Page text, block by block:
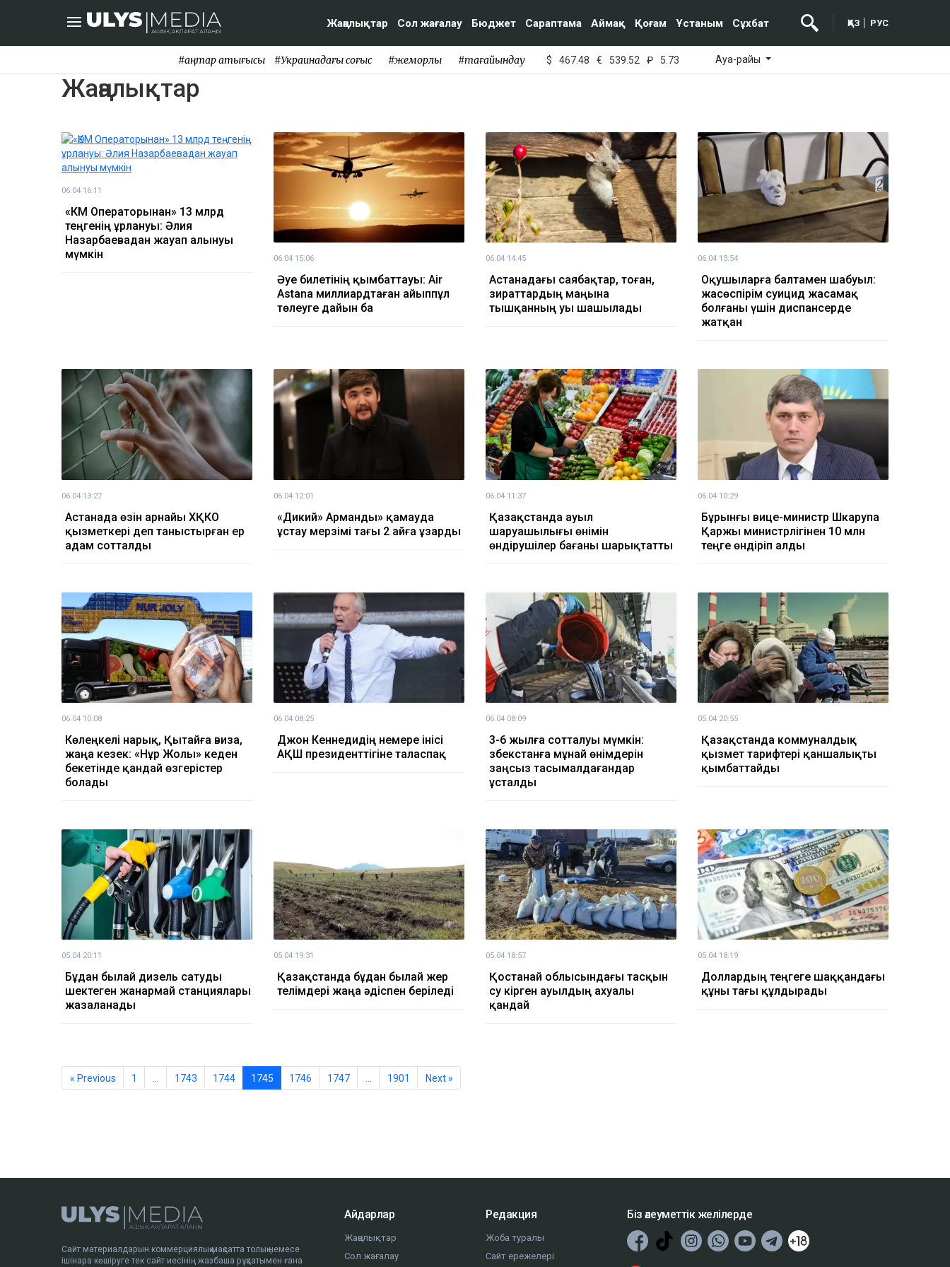
Жаңалықтар Сол жағалау Бюджет Сараптама Аймақ Қоғам Ұстаным Сұхбат ҚАЗ РУС
#қаңтар қақтығысы #Украинадағы соғыс #жемқорлық #тағайындау $ 467.48 € 539.52 ₽ 5.73 Ауа-райы
Жаңалықтар
06.04 16:11
«ӨКМ Операторынан» 13 млрд
теңгенің ұрлануы: Әлия
Назарбаевадан жауап алынуы
мүмкін
06.04 15:06
Әуе билетінің қымбаттауы: Air
Astana миллиардтаған айыппұл
төлеуге дайын ба
06.04 14:45
Астанадағы саябақтар, тоған,
зираттардың маңына
тышқанның уы шашылады
06.04 13:54
Оқушыларға балтамен шабуыл:
жасөспірім суицид жасамақ
болғаны үшін диспансерде
жатқан
06.04 13:27
Астанада өзін арнайы ХҚКО
қызметкері деп таныстырған ер
адам сотталды
06.04 12:01
«Дикий» Арманды» қамауда
ұстау мерзімі тағы 2 айға ұзарды
06.04 11:37
Қазақстанда ауыл
шаруашылығы өнімін
өндірушілер бағаны шарықтатты
06.04 10:29
Бұрынғы вице-министр Шкарупа
Қаржы министрлігінен 10 млн
теңге өндіріп алды
06.04 10:08
Көлеңкелі нарық, Қытайға виза,
жаңа кезек: «Нұр Жолы» кеден
бекетінде қандай өзгерістер
болады
06.04 08:25
Джон Кеннедидің немере інісі
АҚШ президенттігіне таласпақ
06.04 08:09
3-6 жылға сотталуы мүмкін:
Өзбекстанға мұнай өнімдерін
заңсыз тасымалдағандар
ұсталды
05.04 20:55
Қазақстанда коммуналдық
қызмет тарифтері қаншалықты
қымбаттайды
05.04 20:11
Бұдан былай дизель сатуды
шектеген жанармай станциялары
жазаланады
05.04 19:31
Қазақстанда бұдан былай жер
телімдері жаңа әдіспен беріледі
05.04 18:57
Қостанай облысындағы тасқын
су кірген ауылдың ахуалы
қандай
05.04 18:19
Доллардың теңгеге шаққандағы
құны тағы құлдырады
« Previous 1 1743 1744 1745 1746 1747 1901 Next »
Сайт материалдарын коммерциялық мақсатта толық немесе
ішінара көшіруге тек сайт иесінің жазбаша рұқсатымен ғана
Айдарлар
Жаңалықтар
Сол жағалау
Редакция
Жоба туралы
Сайт ережелері
Біз әлеуметтік желілерде